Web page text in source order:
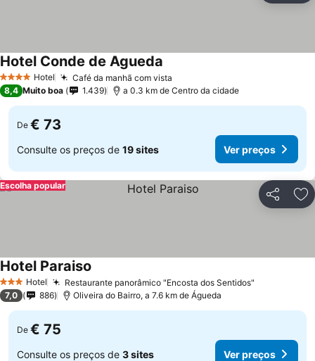
4 EstrelasHotel Café da manhã com vista
Hotel Conde de Agueda
8,4 Muito boa 1.439 a 0.3 km de Centro da cidade
De € 73
Consulte os preços de 19 sites Ver preços
Partilhar
Escolha popular
3 EstrelasHotel Restaurante panorâmico "Encosta dos Sentidos"
Hotel Paraiso
7,0 886 Oliveira do Bairro, a 7.6 km de Águeda
De € 75
Consulte os preços de 3 sites Ver preços